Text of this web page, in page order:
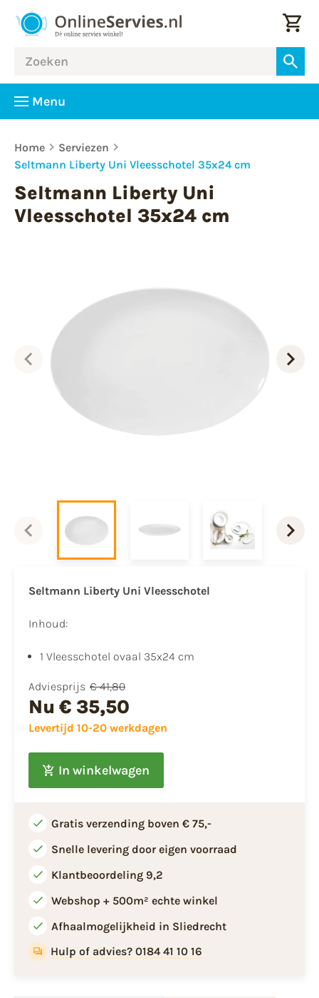
Menu
Home
Serviezen
Seltmann Liberty Uni Vleesschotel 35x24 cm
Seltmann Liberty Uni
Vleesschotel 35x24 cm
Seltmann Liberty Uni Vleesschotel
Inhoud:
1 Vleesschotel ovaal 35x24 cm
Adviesprijs € 41,80
Nu € 35,50
Levertijd 10-20 werkdagen
In winkelwagen
Gratis verzending boven € 75,-
Snelle levering door eigen voorraad
Klantbeoordeling 9,2
Webshop + 500m² echte winkel
Afhaalmogelijkheid in Sliedrecht
Hulp of advies? 0184 41 10 16